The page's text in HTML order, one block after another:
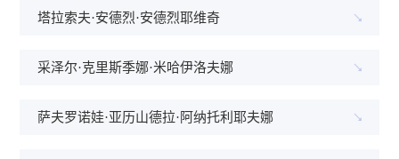
塔拉索夫·安德烈·安德烈耶维奇
采泽尔·克里斯季娜·米哈伊洛夫娜
萨夫罗诺娃·亚历山德拉·阿纳托利耶夫娜